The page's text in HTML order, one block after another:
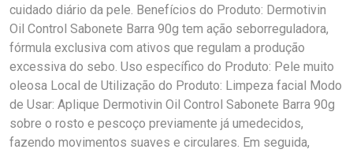
cuidado diário da pele. Benefícios do Produto: Dermotivin
Oil Control Sabonete Barra 90g tem ação seborreguladora,
fórmula exclusiva com ativos que regulam a produção
excessiva do sebo. Uso específico do Produto: Pele muito
oleosa Local de Utilização do Produto: Limpeza facial Modo
de Usar: Aplique Dermotivin Oil Control Sabonete Barra 90g
sobre o rosto e pescoço previamente já umedecidos,
fazendo movimentos suaves e circulares. Em seguida,